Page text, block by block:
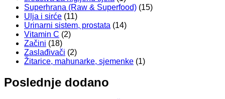
Superhrana (Raw & Superfood) (15)
Ulja i sirće (11)
Urinarni sistem, prostata (14)
Vitamin C (2)
Začini (18)
Zaslađivači (2)
Žitarice, mahunarke, sjemenke (1)
Poslednje dodano